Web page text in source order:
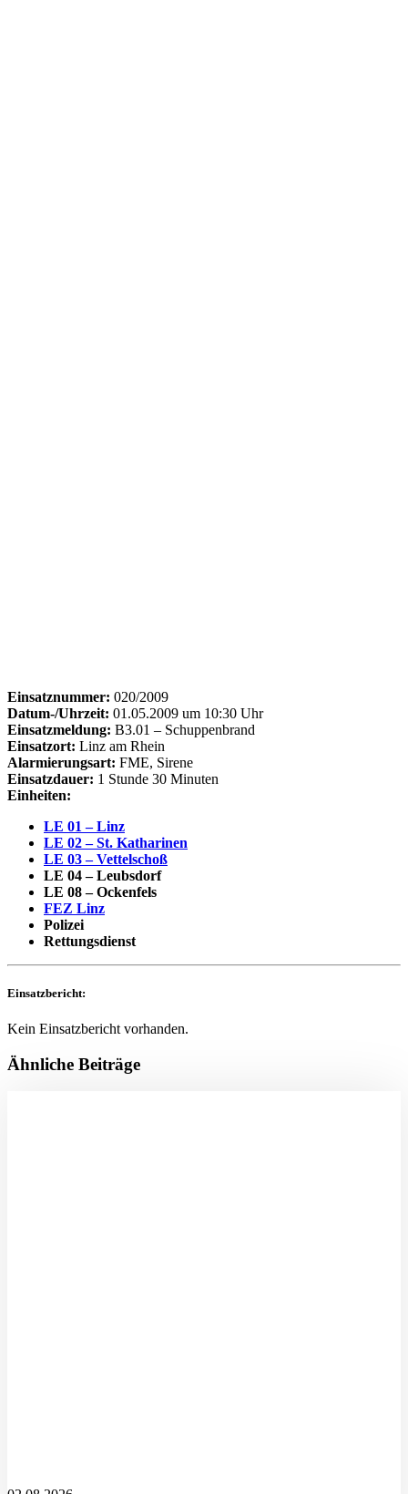
Einsatznummer: 020/2009
Datum-/Uhrzeit: 01.05.2009 um 10:30 Uhr
Einsatzmeldung: B3.01 – Schuppenbrand
Einsatzort: Linz am Rhein
Alarmierungsart: FME, Sirene
Einsatzdauer: 1 Stunde 30 Minuten
Einheiten:
LE 01 – Linz
LE 02 – St. Katharinen
LE 03 – Vettelschoß
LE 04 – Leubsdorf
LE 08 – Ockenfels
FEZ Linz
Polizei
Rettungsdienst
Einsatzbericht:
Kein Einsatzbericht vorhanden.
Ähnliche Beiträge